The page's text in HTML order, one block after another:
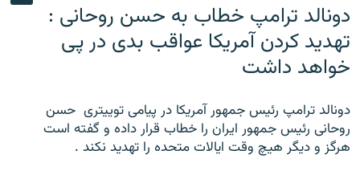
دونالد ترامپ خطاب به حسن روحانی :
تهدید کردن آمریکا عواقب بدی در پی
خواهد داشت
دونالد ترامپ رئیس جمهور آمریکا در پیامی توییتری ‌ حسن
روحانی رئیس جمهور ایران را خطاب قرار داده و گفته است
هرگز و دیگر هیچ وقت ایالات متحده را تهدید نکند .